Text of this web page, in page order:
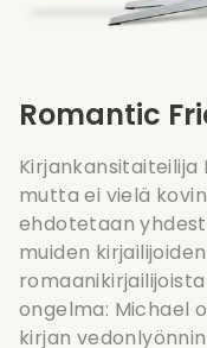
Romantic
mutta ei vielä
ehdotetaan
muiden
romaanikirjailijoista
ongelma: Michael
kirjan